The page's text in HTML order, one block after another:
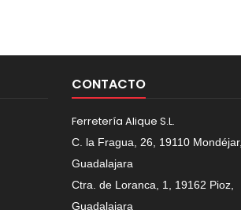
CONTACTO
Ferretería Alique S.L.
C. la Fragua, 26, 19110 Mondéjar,
Guadalajara
Ctra. de Loranca, 1, 19162 Pioz,
Guadalajara